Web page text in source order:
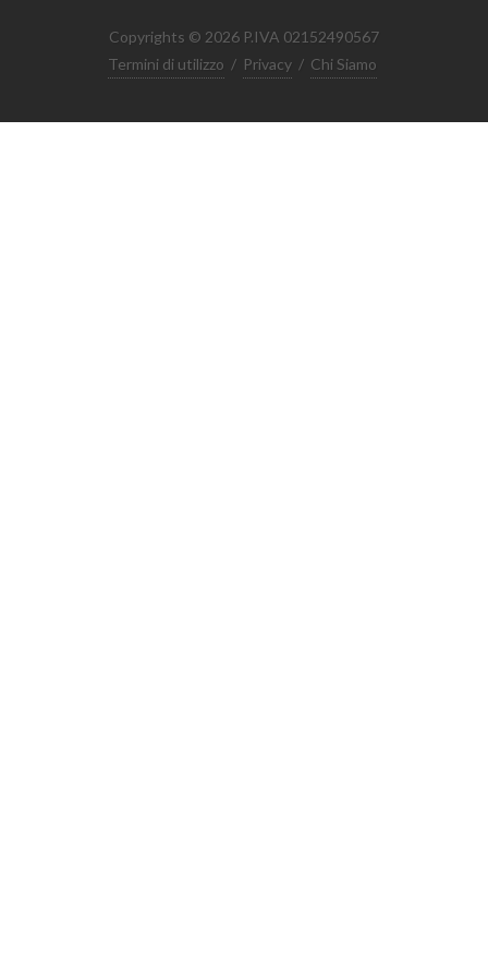
Copyrights © 2026 P.IVA 02152490567
Termini di utilizzo / Privacy / Chi Siamo